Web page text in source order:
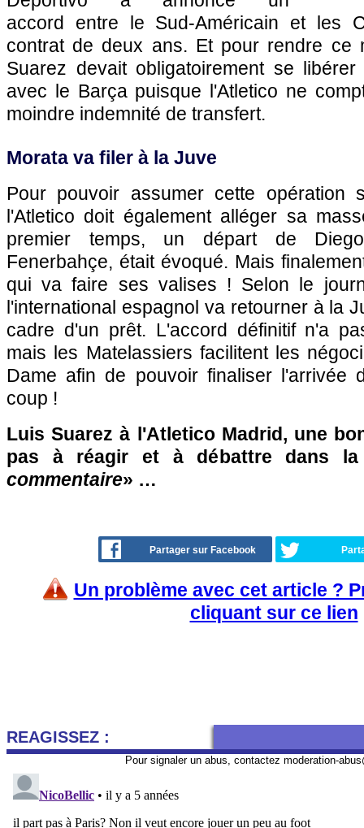
accord entre le Sud-Américain et les
contrat de deux ans. Et pour rendre ce
Suarez devait obligatoirement se
avec le Barça puisque l'Atletico ne
moindre indemnité de transfert.
Morata va filer à la Juve
Pour pouvoir assumer cette opération
l'Atletico doit également alléger sa
premier temps, un départ de
Fenerbahçe, était évoqué. Mais
qui va faire ses valises ! Selon le
l'international espagnol va retourner à la
cadre d'un prêt. L'accord définitif n'a
mais les Matelassiers facilitent les
Dame afin de pouvoir finaliser l'arrivée
coup !
Luis Suarez à l'Atletico Madrid, une
pas à réagir et à débattre dans
commentaire» …
Partager sur Facebook
Un problème avec cet article ?
cliquant sur ce lien
REAGISSEZ :
Pour signaler un abus, contactez moderation-